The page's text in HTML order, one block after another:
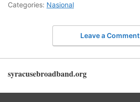
Categories: Nasional
Leave a Comment
syracusebroadband.org